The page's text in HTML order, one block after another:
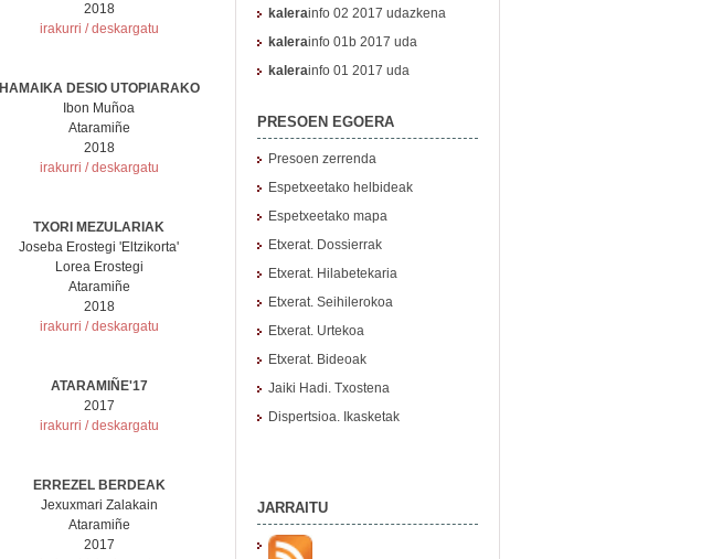
2018
irakurri / deskargatu
HAMAIKA DESIO UTOPIARAKO
Ibon Muñoa
Ataramiñe
2018
irakurri / deskargatu
TXORI MEZULARIAK
Joseba Erostegi 'Eltzikorta'
Lorea Erostegi
Ataramiñe
2018
irakurri / deskargatu
ATARAMIÑE'17
2017
irakurri / deskargatu
ERREZEL BERDEAK
Jexuxmari Zalakain
Ataramiñe
2017
kalerainfo 02 2017 udazkena
kalerainfo 01b 2017 uda
kalerainfo 01 2017 uda
PRESOEN EGOERA
Presoen zerrenda
Espetxeetako helbideak
Espetxeetako mapa
Etxerat. Dossierrak
Etxerat. Hilabetekaria
Etxerat. Seihilerokoa
Etxerat. Urtekoa
Etxerat. Bideoak
Jaiki Hadi. Txostena
Dispertsioa. Ikasketak
JARRAITU